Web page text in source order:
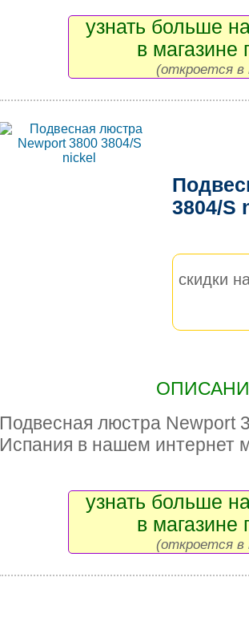
узнать больше
в магазине
(откроется в
3804/S
скидки
Подвесная люстра
Испания в нашем интернет
узнать больше
в магазине
(откроется в